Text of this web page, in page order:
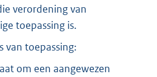
verordening van
toepassing is.
van toepassing:
om een aangewezen